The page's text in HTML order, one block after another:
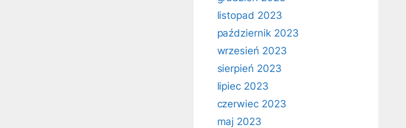
listopad 2023
październik 2023
wrzesień 2023
sierpień 2023
lipiec 2023
czerwiec 2023
maj 2023